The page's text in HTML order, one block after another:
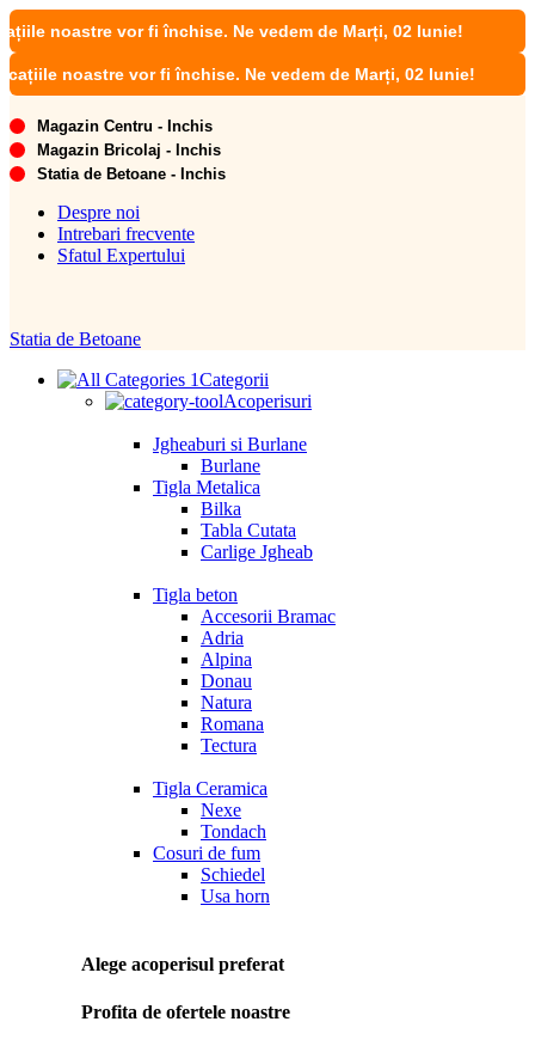
vor fi închise. Ne vedem de Marți, 02 Iunie!
vor fi închise. Ne vedem de Marți, 02 Iunie!
Magazin Centru - Inchis
Magazin Bricolaj - Inchis
Statia de Betoane - Inchis
Despre noi
Intrebari frecvente
Sfatul Expertului
Statia de Betoane
Categorii
Acoperisuri
Jgheaburi si Burlane
Burlane
Tigla Metalica
Bilka
Tabla Cutata
Carlige Jgheab
Tigla beton
Accesorii Bramac
Adria
Alpina
Donau
Natura
Romana
Tectura
Tigla Ceramica
Nexe
Tondach
Cosuri de fum
Schiedel
Usa horn
Alege acoperisul preferat
Profita de ofertele noastre